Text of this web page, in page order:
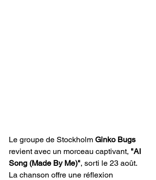
Le groupe de Stockholm Ginko Bugs
revient avec un morceau captivant, "AI
Song (Made By Me)", sorti le 23 août.
La chanson offre une réflexion